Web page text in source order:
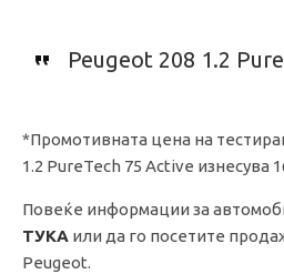
Peugeot 208 1.2
*Промотивната цена на
1.2 PureTech 75 Active изнесува
Повеќе информации за
ТУКА или да го посетите
Peugeot.